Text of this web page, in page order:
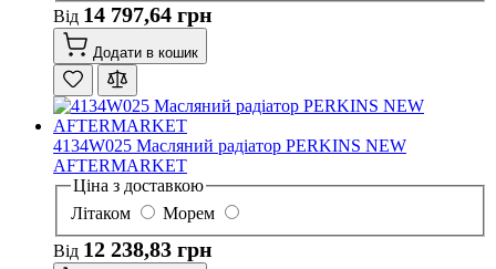
Від 14 797,64 грн
Додати в кошик
4134W025 Масляний радіатор PERKINS NEW
AFTERMARKET
Ціна з доставкою
Літаком
Морем
Від 12 238,83 грн